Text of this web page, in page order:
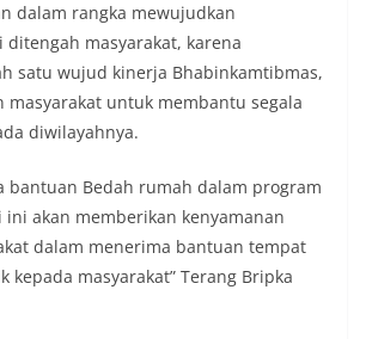
dalam rangka mewujudkan
ditengah masyarakat, karena
satu wujud kinerja Bhabinkamtibmas,
masyarakat untuk membantu segala
diwilayahnya.
bantuan Bedah rumah dalam program
akan memberikan kenyamanan
dalam menerima bantuan tempat
kepada masyarakat” Terang Bripka